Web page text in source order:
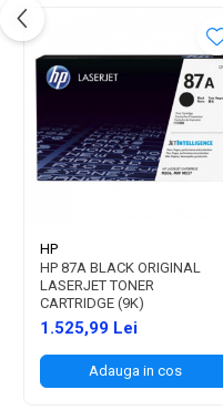
HP
HP 87A BLACK ORIGINAL
LASERJET TONER
CARTRIDGE (9K)
1.525,99 Lei
Adauga in cos